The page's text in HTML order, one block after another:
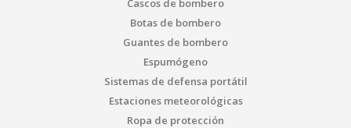
Cascos de bombero
Botas de bombero
Guantes de bombero
Espumógeno
Sistemas de defensa portátil
Estaciones meteorológicas
Ropa de protección